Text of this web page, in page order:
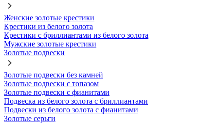
Женские золотые крестики
Крестики из белого золота
Крестики с бриллиантами из белого золота
Мужские золотые крестики
Золотые подвески
Золотые подвески без камней
Золотые подвески с топазом
Золотые подвески с фианитами
Подвеска из белого золота с бриллиантами
Подвески из белого золота с фианитами
Золотые серьги